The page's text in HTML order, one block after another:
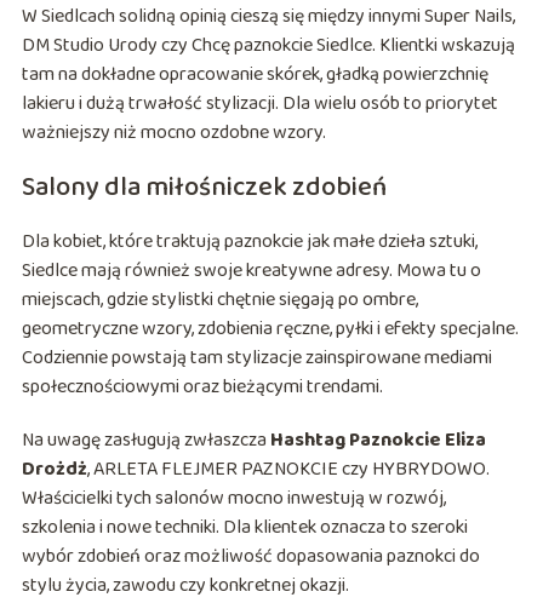
W Siedlcach solidną opinią cieszą się między innymi Super Nails,
DM Studio Urody czy Chcę paznokcie Siedlce. Klientki wskazują
tam na dokładne opracowanie skórek, gładką powierzchnię
lakieru i dużą trwałość stylizacji. Dla wielu osób to priorytet
ważniejszy niż mocno ozdobne wzory.
Salony dla miłośniczek zdobień
Dla kobiet, które traktują paznokcie jak małe dzieła sztuki,
Siedlce mają również swoje kreatywne adresy. Mowa tu o
miejscach, gdzie stylistki chętnie sięgają po ombre,
geometryczne wzory, zdobienia ręczne, pyłki i efekty specjalne.
Codziennie powstają tam stylizacje zainspirowane mediami
społecznościowymi oraz bieżącymi trendami.
Na uwagę zasługują zwłaszcza Hashtag Paznokcie Eliza
Drożdż, ARLETA FLEJMER PAZNOKCIE czy HYBRYDOWO.
Właścicielki tych salonów mocno inwestują w rozwój,
szkolenia i nowe techniki. Dla klientek oznacza to szeroki
wybór zdobień oraz możliwość dopasowania paznokci do
stylu życia, zawodu czy konkretnej okazji.